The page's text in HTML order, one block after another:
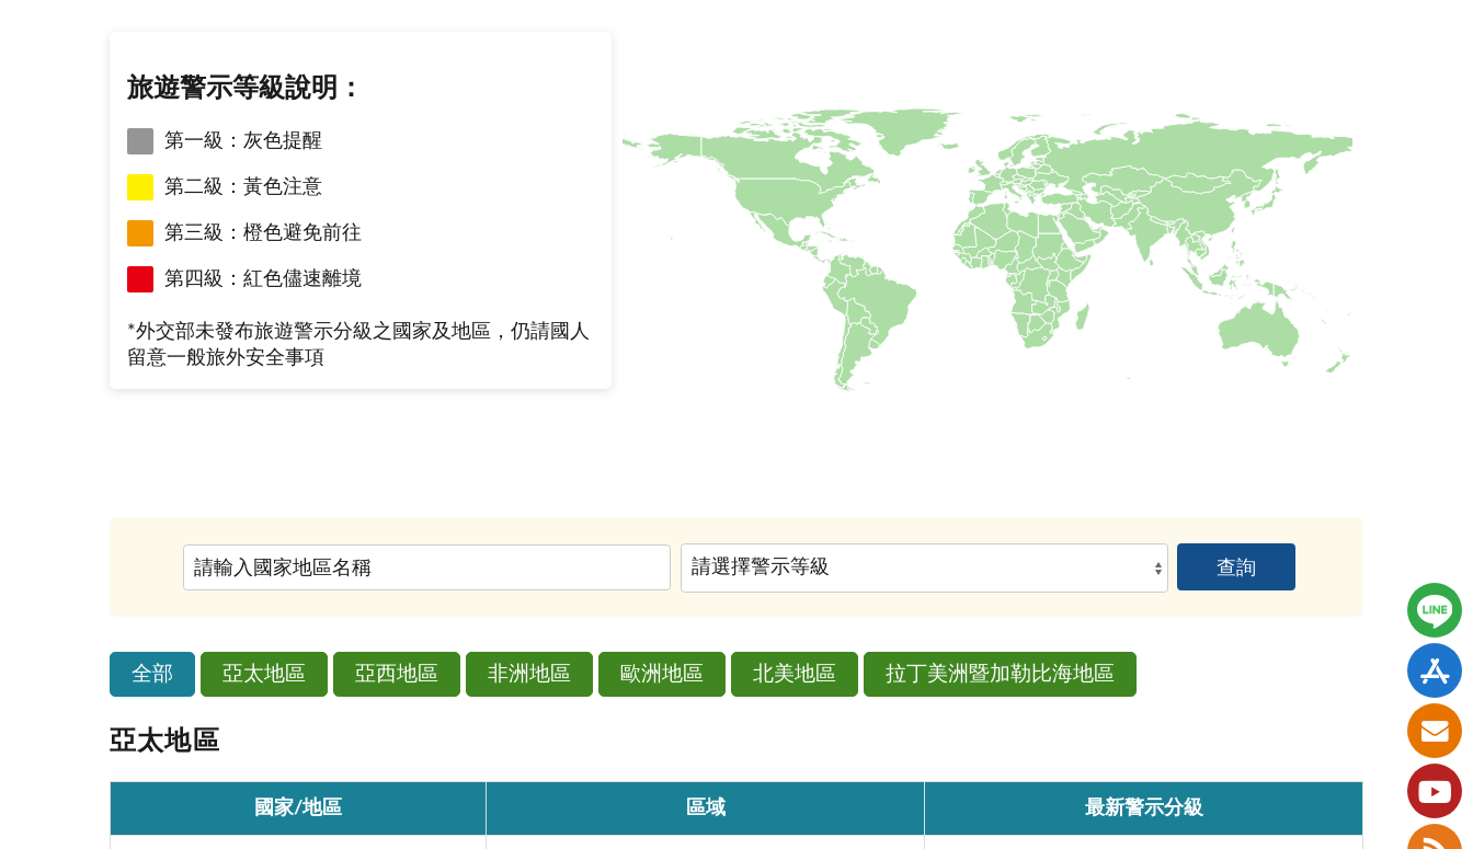
旅遊警示等級說明：
第一級：灰色提醒
第二級：黃色注意
第三級：橙色避免前往
第四級：紅色儘速離境
*外交部未發布旅遊警示分級之國家及地區，仍請國人
留意一般旅外安全事項
全部 亞太地區 亞西地區 非洲地區 歐洲地區 北美地區 拉丁美洲暨加勒比海地區
亞太地區
國家/地區 區域 最新警示分級